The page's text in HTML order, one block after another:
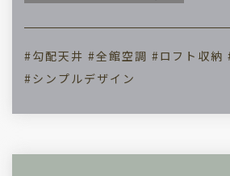
#勾配天井 #全館空調 #ロフト収納
#シンプルデザイン